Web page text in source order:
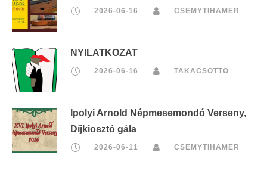
2026-06-16 CSEMYTIHAMER
NYILATKOZAT
2026-06-16 TAKACSOTTO
Ipolyi Arnold Népmesemondó Verseny,
Díjkiosztó gála
2026-06-11 CSEMYTIHAMER